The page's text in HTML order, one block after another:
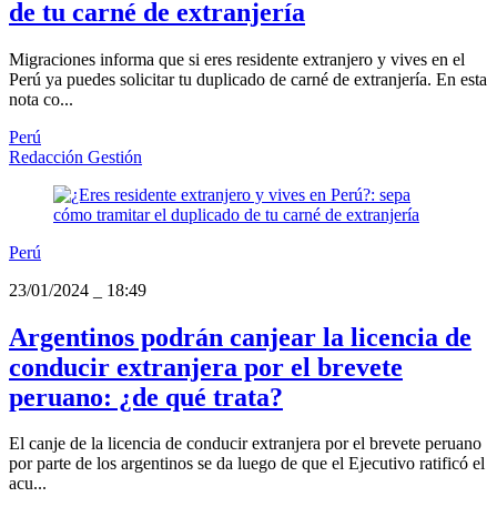
de tu carné de extranjería
Migraciones informa que si eres residente extranjero y vives en el
Perú ya puedes solicitar tu duplicado de carné de extranjería. En esta
nota co...
Perú
Redacción Gestión
Perú
23/01/2024
18:49
Argentinos podrán canjear la licencia de
conducir extranjera por el brevete
peruano: ¿de qué trata?
El canje de la licencia de conducir extranjera por el brevete peruano
por parte de los argentinos se da luego de que el Ejecutivo ratificó el
acu...